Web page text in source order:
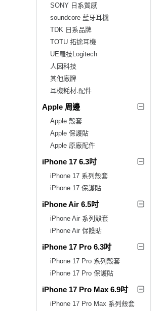
SONY 日系質感
soundcore 藍牙耳機
TDK 日系品牌
TOTU 拓途耳機
UE羅技Logitech
人因科技
其他廠牌
耳機耗材.配件
Apple 周邊
Apple 殼套
Apple 保護貼
Apple 原廠配件
iPhone 17 6.3吋
iPhone 17 系列殼套
iPhone 17 保護貼
iPhone Air 6.5吋
iPhone Air 系列殼套
iPhone Air 保護貼
iPhone 17 Pro 6.3吋
iPhone 17 Pro 系列殼套
iPhone 17 Pro 保護貼
iPhone 17 Pro Max 6.9吋
iPhone 17 Pro Max 系列殼套